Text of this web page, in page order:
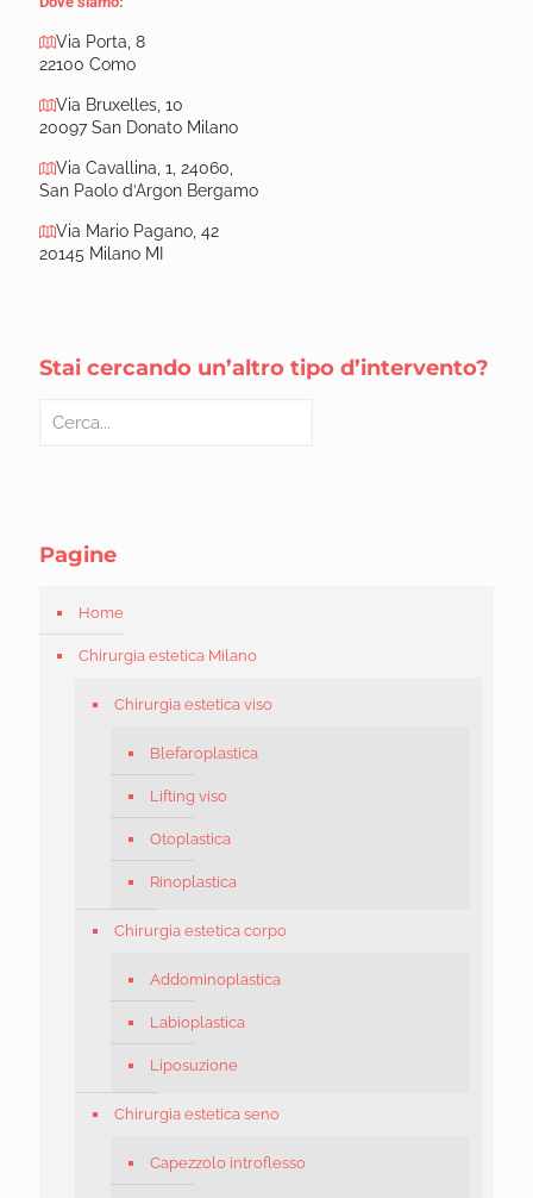
Via Porta, 8
22100 Como
Via Bruxelles, 10
20097 San Donato Milano
Via Cavallina, 1, 24060,
San Paolo d’Argon Bergamo
Via Mario Pagano, 42
20145 Milano MI
Stai cercando un’altro tipo d’intervento?
Pagine
Home
Chirurgia estetica Milano
Chirurgia estetica viso
Blefaroplastica
Lifting viso
Otoplastica
Rinoplastica
Chirurgia estetica corpo
Addominoplastica
Labioplastica
Liposuzione
Chirurgia estetica seno
Capezzolo introflesso